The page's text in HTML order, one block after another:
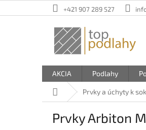
na
+421 907 289 527
AKCIA Podlahy
DomovPrvky a úchyty k
Prvky Arbiton